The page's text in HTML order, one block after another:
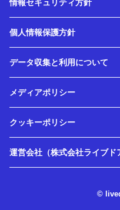
情報セキュリティ方針
個人情報保護方針
データ収集と利用について
メディアポリシー
クッキーポリシー
運営会社（株式会社ライブド
©